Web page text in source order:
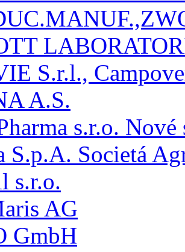
S.r.l.,
A.S.
s.r.o.
S.p.A. Societá
s.r.o.
AG
GmbH